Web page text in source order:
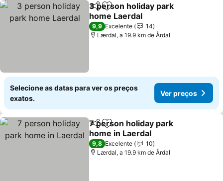
PartilharAdicionar aos favoritos
3 person holiday park
home Laerdal
9,9 Excelente
14
Lærdal, a 19.9 km de Årdal
Selecione as datas para ver os preços
exatos.
Ver preços
PartilharAdicionar aos favoritos
7 person holiday park
home in Laerdal
9,8 Excelente
10
Lærdal, a 19.9 km de Årdal